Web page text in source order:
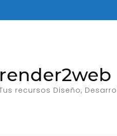
render2web
recursos Diseño,